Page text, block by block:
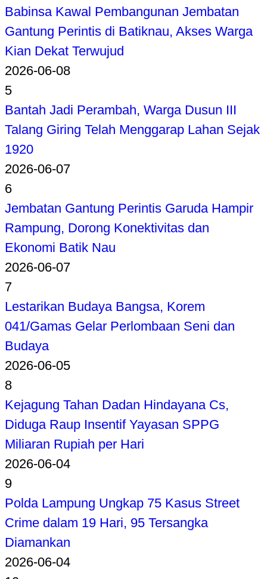
Babinsa Kawal Pembangunan Jembatan
Gantung Perintis di Batiknau, Akses Warga
Kian Dekat Terwujud
2026-06-08
5
Bantah Jadi Perambah, Warga Dusun III
Talang Giring Telah Menggarap Lahan Sejak
1920
2026-06-07
6
Jembatan Gantung Perintis Garuda Hampir
Rampung, Dorong Konektivitas dan
Ekonomi Batik Nau
2026-06-07
7
Lestarikan Budaya Bangsa, Korem
041/Gamas Gelar Perlombaan Seni dan
Budaya
2026-06-05
8
Kejagung Tahan Dadan Hindayana Cs,
Diduga Raup Insentif Yayasan SPPG
Miliaran Rupiah per Hari
2026-06-04
9
Polda Lampung Ungkap 75 Kasus Street
Crime dalam 19 Hari, 95 Tersangka
Diamankan
2026-06-04